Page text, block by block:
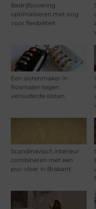
Bedrijfsvoering
optimaliseren met oog
voor flexibiliteit
Een slotenmaker in
Rosmalen tegen
verouderde sloten
Scandinavisch interieur
combineren met een
pvc-vloer in Brabant